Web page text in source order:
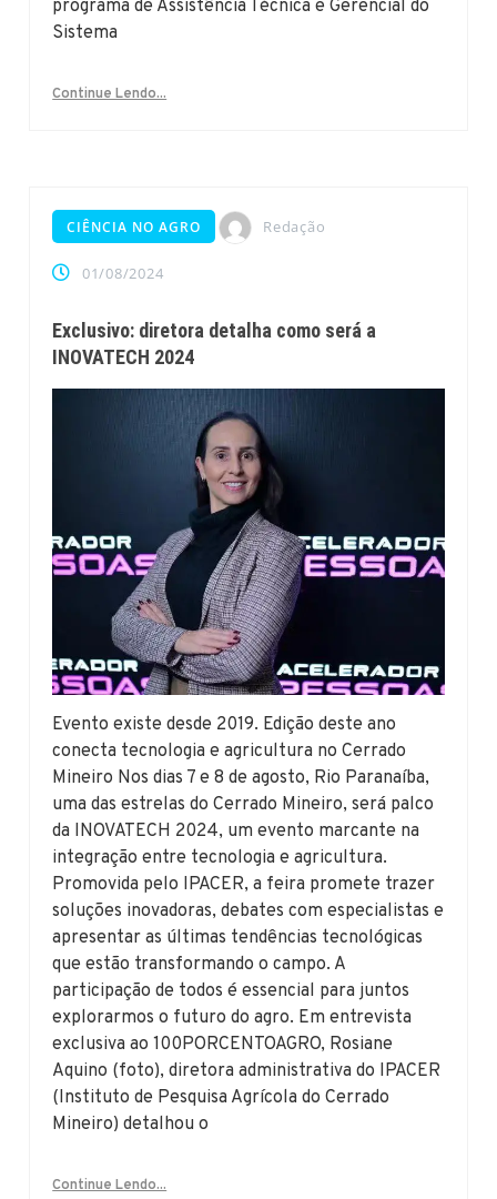
programa de Assistência Técnica e Gerencial do
Sistema
Continue Lendo...
CIÊNCIA NO AGRO Redação
01/08/2024
Exclusivo: diretora detalha como será a
INOVATECH 2024
Evento existe desde 2019. Edição deste ano
conecta tecnologia e agricultura no Cerrado
Mineiro Nos dias 7 e 8 de agosto, Rio Paranaíba,
uma das estrelas do Cerrado Mineiro, será palco
da INOVATECH 2024, um evento marcante na
integração entre tecnologia e agricultura.
Promovida pelo IPACER, a feira promete trazer
soluções inovadoras, debates com especialistas e
apresentar as últimas tendências tecnológicas
que estão transformando o campo. A
participação de todos é essencial para juntos
explorarmos o futuro do agro. Em entrevista
exclusiva ao 100PORCENTOAGRO, Rosiane
Aquino (foto), diretora administrativa do IPACER
(Instituto de Pesquisa Agrícola do Cerrado
Mineiro) detalhou o
Continue Lendo...